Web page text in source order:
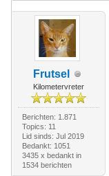
Frutsel
Kilometervreter
Berichten: 1.871
Topics: 11
Lid sinds: Jul 2019
Bedankt: 1051
3435 x bedankt in
1534 berichten